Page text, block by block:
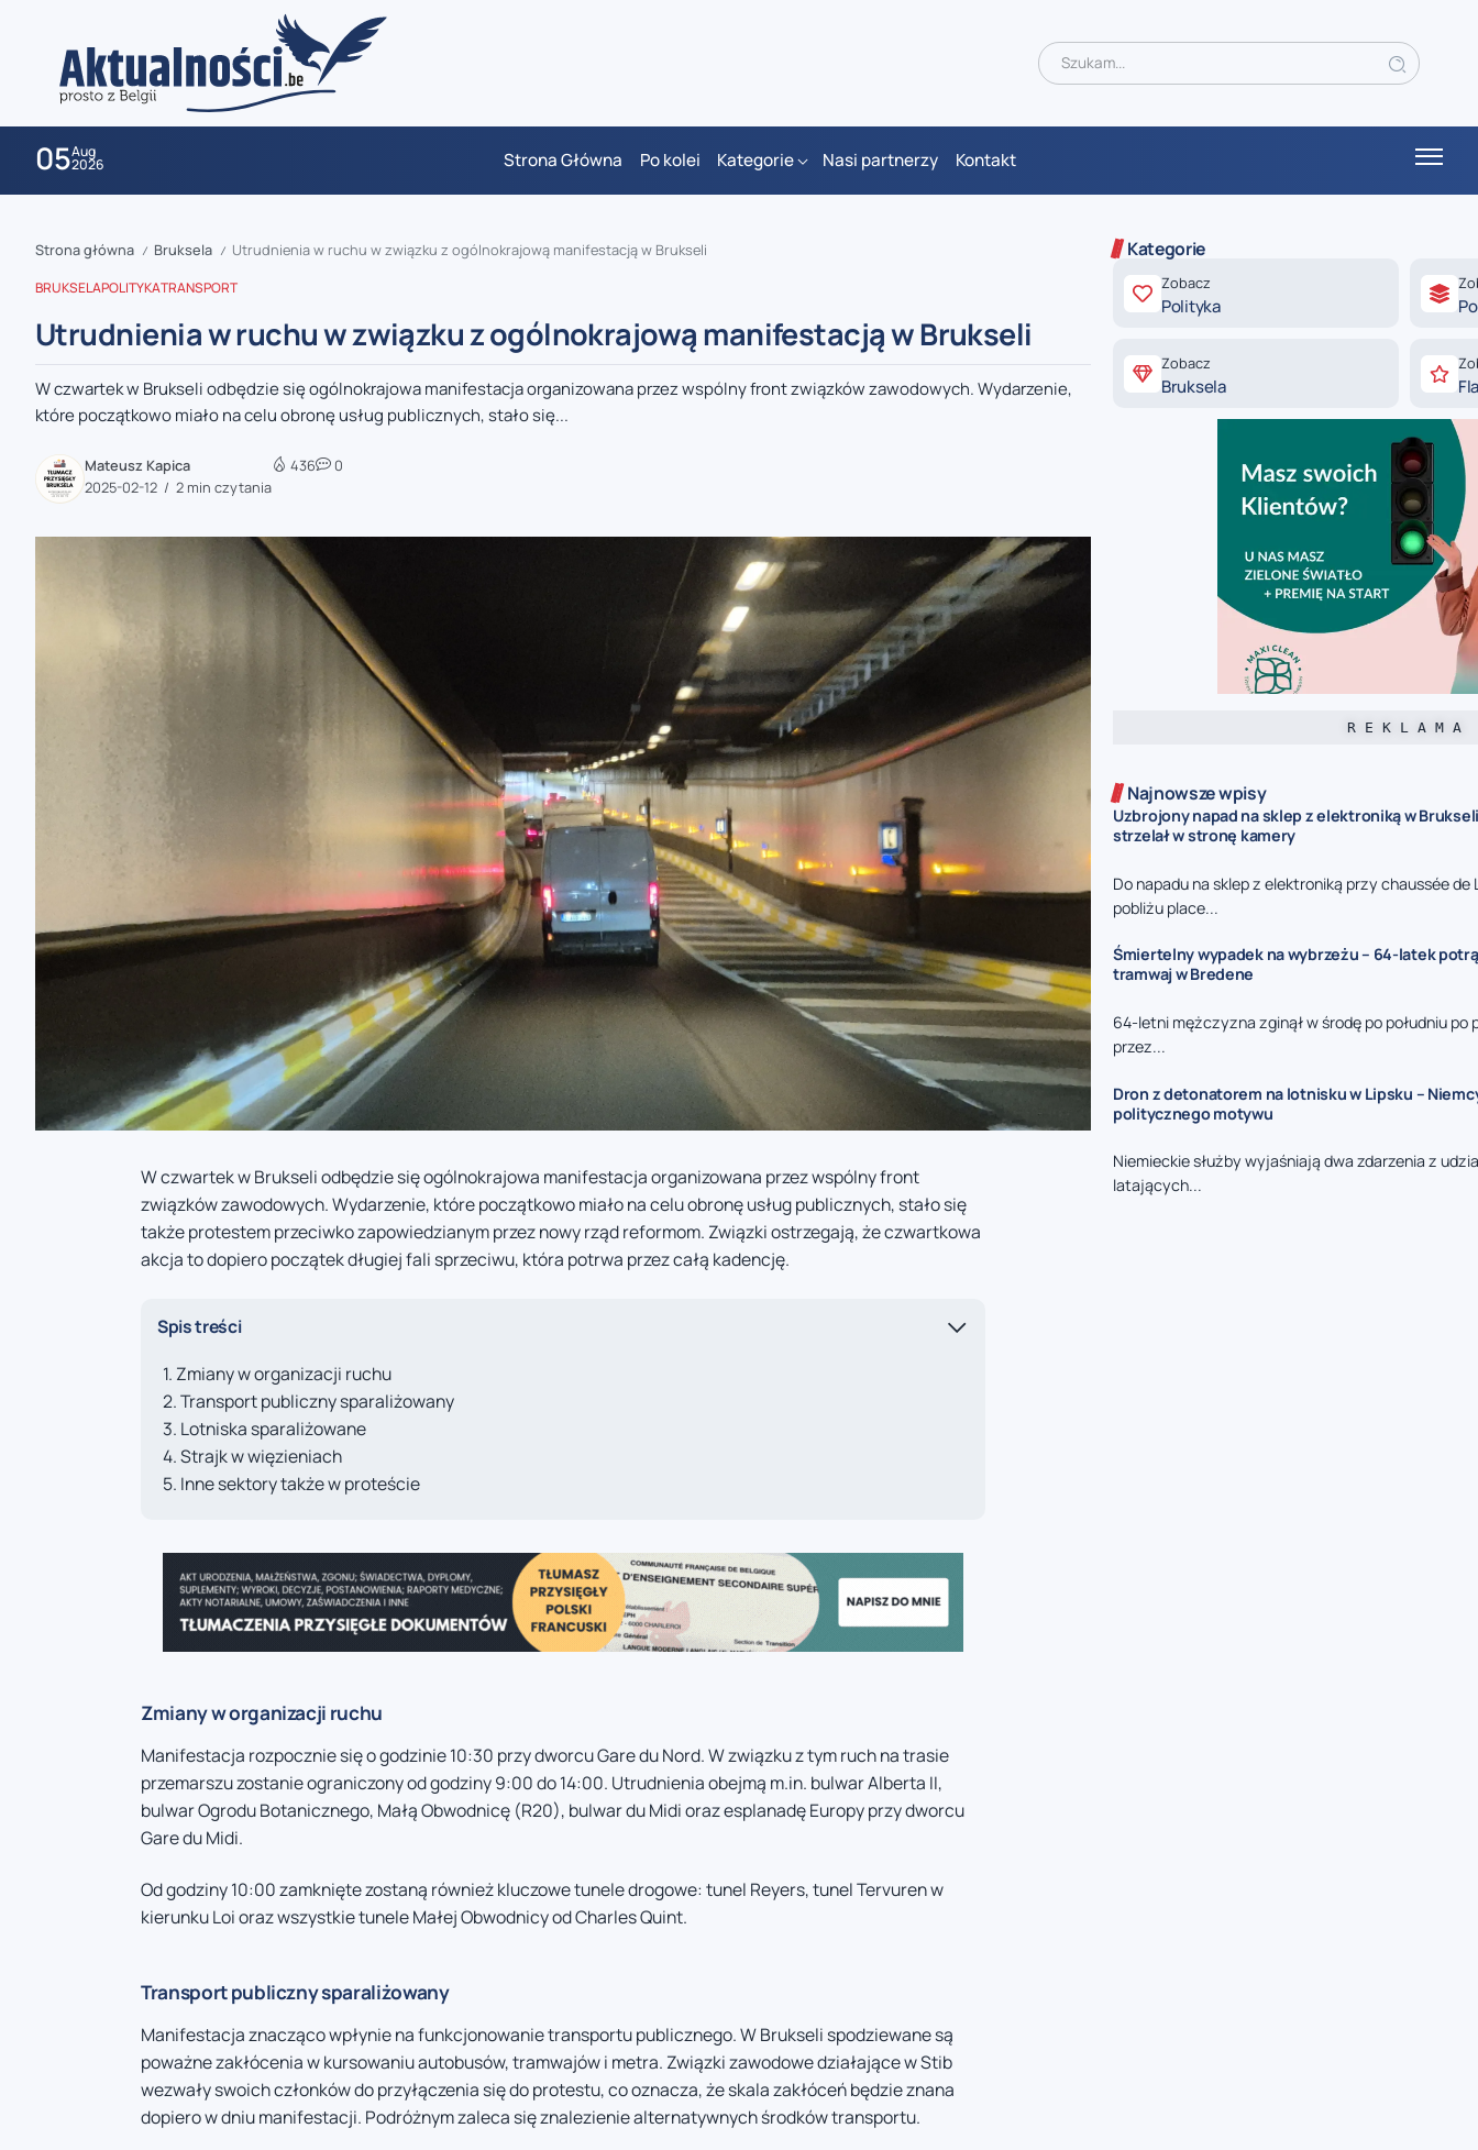
05Aug
2026 Strona Główna Po kolei Kategorie Nasi partnerzy Kontakt
zaobserwuj nas
zaobserwuj nas
Strona główna / Bruksela / Utrudnienia w ruchu w związku z ogólnokrajową manifestacją w Brukseli
BRUKSELAPOLITYKATRANSPORT
Utrudnienia w ruchu w związku z ogólnokrajową manifestacją w Brukseli
W czwartek w Brukseli odbędzie się ogólnokrajowa manifestacja organizowana przez wspólny front związków zawodowych. Wydarzenie,
które początkowo miało na celu obronę usług publicznych, stało się...
Mateusz Kapica
2025-02-12
2 min czytania
436 0
W czwartek w Brukseli odbędzie się ogólnokrajowa manifestacja organizowana przez wspólny front
związków zawodowych. Wydarzenie, które początkowo miało na celu obronę usług publicznych, stało się
także protestem przeciwko zapowiedzianym przez nowy rząd reformom. Związki ostrzegają, że czwartkowa
akcja to dopiero początek długiej fali sprzeciwu, która potrwa przez całą kadencję.
Spis treści
Zmiany w organizacji ruchu
Transport publiczny sparaliżowany
Lotniska sparaliżowane
Strajk w więzieniach
Inne sektory także w proteście
Zmiany w organizacji ruchu
Manifestacja rozpocznie się o godzinie 10:30 przy dworcu Gare du Nord. W związku z tym ruch na trasie
przemarszu zostanie ograniczony od godziny 9:00 do 14:00. Utrudnienia obejmą m.in. bulwar Alberta II,
bulwar Ogrodu Botanicznego, Małą Obwodnicę (R20), bulwar du Midi oraz esplanadę Europy przy dworcu
Gare du Midi.
Od godziny 10:00 zamknięte zostaną również kluczowe tunele drogowe: tunel Reyers, tunel Tervuren w
kierunku Loi oraz wszystkie tunele Małej Obwodnicy od Charles Quint.
Transport publiczny sparaliżowany
Manifestacja znacząco wpłynie na funkcjonowanie transportu publicznego. W Brukseli spodziewane są
poważne zakłócenia w kursowaniu autobusów, tramwajów i metra. Związki zawodowe działające w Stib
wezwały swoich członków do przyłączenia się do protestu, co oznacza, że skala zakłóceń będzie znana
dopiero w dniu manifestacji. Podróżnym zaleca się znalezienie alternatywnych środków transportu.
Kategorie
Zobacz
Polityka
Zobacz
Bruksela
R E K L A M A
Najnowsze wpisy
Uzbrojony napad na sklep z elektroniką w
strzelał w stronę kamery
Do napadu na sklep z elektroniką przy chaussée de
pobliżu place...
Śmiertelny wypadek na wybrzeżu – 64-latek
tramwaj w Bredene
64-letni mężczyzna zginął w środę po południu po
przez...
Dron z detonatorem na lotnisku w Lipsku –
politycznego motywu
Niemieckie służby wyjaśniają dwa zdarzenia z
latających...